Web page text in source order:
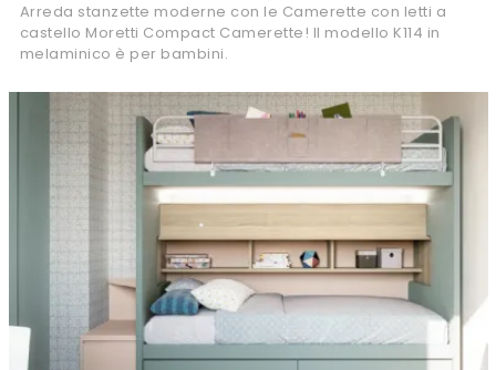
Arreda stanzette moderne con le Camerette con letti a
castello Moretti Compact Camerette! Il modello K114 in
melaminico è per bambini.